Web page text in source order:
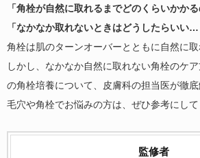
「角栓が自然に取れるまでどのくらいかか
「なかなか取れないときはどうしたらいい…
角栓は肌のターンオーバーとともに自然に取
しかし、なかなか自然に取れない角栓のケ
の角栓培養について、皮膚科の担当医が徹底
毛穴や角栓でお悩みの方は、ぜひ参考にして
監修者